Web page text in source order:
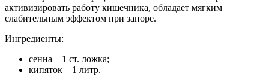
активизировать работу кишечника, обладает мягким
слабительным эффектом при запоре.
Ингредиенты:
сенна – 1 ст. ложка;
кипяток – 1 литр.